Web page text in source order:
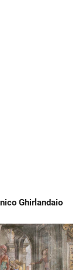
Ghirlandaio